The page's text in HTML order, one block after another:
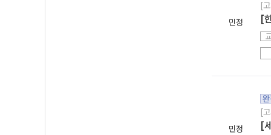
민정
[
[
민정
[
[